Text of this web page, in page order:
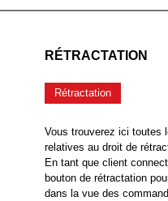
RÉTRACTATION
Rétractation
Vous trouverez ici toutes
relatives au droit de
En tant que client
bouton de rétractation
dans la vue des